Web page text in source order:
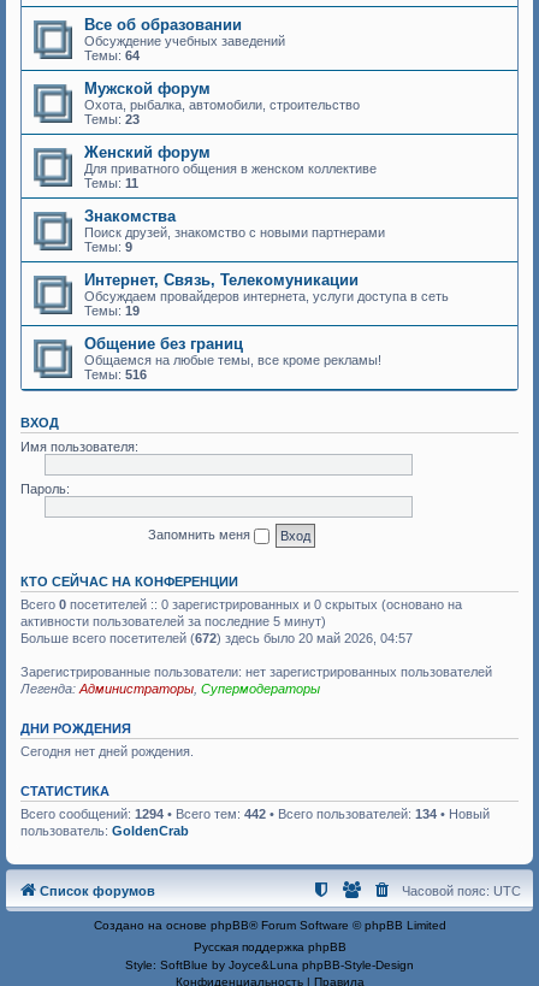
Все об образовании
Обсуждение учебных заведений
Темы: 64
Мужской форум
Охота, рыбалка, автомобили, строительство
Темы: 23
Женский форум
Для приватного общения в женском коллективе
Темы: 11
Знакомства
Поиск друзей, знакомство с новыми партнерами
Темы: 9
Интернет, Связь, Телекомуникации
Обсуждаем провайдеров интернета, услуги доступа в сеть
Темы: 19
Общение без границ
Общаемся на любые темы, все кроме рекламы!
Темы: 516
ВХОД
Имя пользователя:
Пароль:
Запомнить меня
КТО СЕЙЧАС НА КОНФЕРЕНЦИИ
Всего 0 посетителей :: 0 зарегистрированных и 0 скрытых (основано на
активности пользователей за последние 5 минут)
Больше всего посетителей (672) здесь было 20 май 2026, 04:57
Зарегистрированные пользователи: нет зарегистрированных пользователей
Легенда: Администраторы Супермодераторы
ДНИ РОЖДЕНИЯ
Сегодня нет дней рождения.
СТАТИСТИКА
Всего сообщений: 1294 • Всего тем: 442 • Всего пользователей: 134 • Новый
пользователь: GoldenCrab
Список форумов Часовой пояс: UTC
Создано на основе phpBB® Forum Software © phpBB Limited
Русская поддержка phpBB
Style: SoftBlue by Joyce&Luna phpBB-Style-Design
Конфиденциальность| Правила